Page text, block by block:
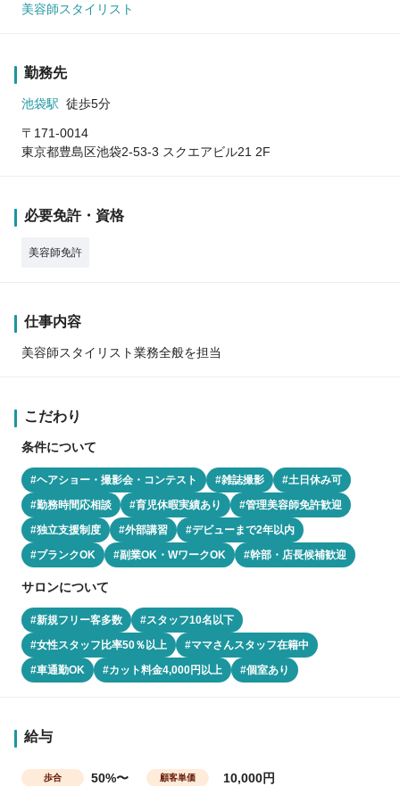
美容師スタイリスト
勤務先
池袋駅 徒歩5分
〒171-0014
東京都豊島区池袋2-53-3 スクエアビル21 2F
必要免許・資格
美容師免許
仕事内容
美容師スタイリスト業務全般を担当
こだわり
条件について
#ヘアショー・撮影会・コンテスト #雑誌撮影
#土日休み可
#勤務時間応相談
#育児休暇実績あり
#管理美容師免許歓迎
#独立支援制度
#外部講習
#デビューまで2年以内
#ブランクOK
#副業OK・WワークOK #幹部・店長候補歓迎
サロンについて
#新規フリー客多数
#スタッフ10名以下
#女性スタッフ比率50％以上
#ママさんスタッフ在籍中
#車通勤OK
#カット料金4,000円以上 #個室あり
給与
歩合 50%〜 顧客単価 10,000円